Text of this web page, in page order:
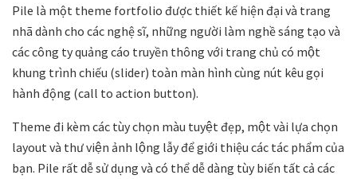
Pile là một theme fortfolio được thiết kế hiện đại và trang
nhã dành cho các nghệ sĩ, những người làm nghề sáng tạo và
các công ty quảng cáo truyền thông với trang chủ có một
khung trình chiếu (slider) toàn màn hình cùng nút kêu gọi
hành động (call to action button).
Theme đi kèm các tùy chọn màu tuyệt đẹp, một vài lựa chọn
layout và thư viện ảnh lộng lẫy để giới thiệu các tác phẩm của
bạn. Pile rất dễ sử dụng và có thể dễ dàng tùy biến tất cả các